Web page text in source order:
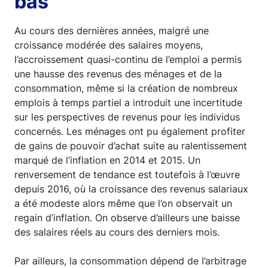
Au cours des dernières années, malgré une
croissance modérée des salaires moyens,
l’accroissement quasi-continu de l’emploi a permis
une hausse des revenus des ménages et de la
consommation, même si la création de nombreux
emplois à temps partiel a introduit une incertitude
sur les perspectives de revenus pour les individus
concernés. Les ménages ont pu également profiter
de gains de pouvoir d’achat suite au ralentissement
marqué de l’inflation en 2014 et 2015. Un
renversement de tendance est toutefois à l’œuvre
depuis 2016, où la croissance des revenus salariaux
a été modeste alors même que l’on observait un
regain d’inflation. On observe d’ailleurs une baisse
des salaires réels au cours des derniers mois.
Par ailleurs, la consommation dépend de l’arbitrage